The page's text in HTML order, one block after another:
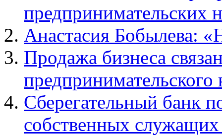
предпринимательских
Анастасия Бобылева:
Продажа бизнеса
предпринимательского
Сберегательный банк
собственных